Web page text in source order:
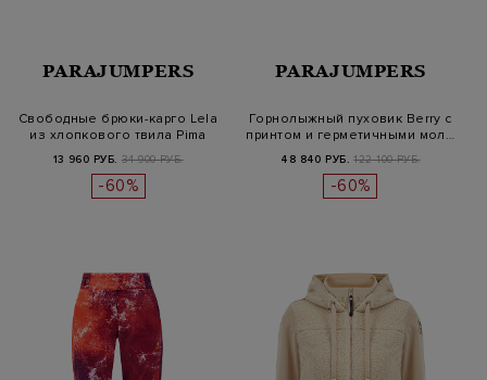
PARAJUMPERS
Свободные брюки-карго Lela
из хлопкового твила Pima
13 960 РУБ. 34 900 РУБ.
-60%
PARAJUMPERS
Горнолыжный пуховик Berry с
принтом и герметичными мол…
48 840 РУБ. 122 100 РУБ.
-60%